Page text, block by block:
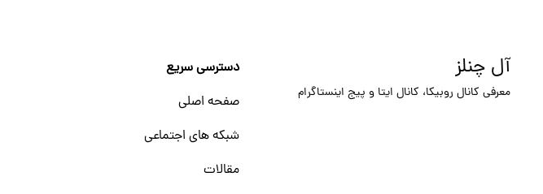
دسترسی سریع
صفحه اصلی
شبکه های اجتماعی
مقالات
آل چنلز
معرفی کانال روبیکا، کانال ایتا و پیج اینستاگرام